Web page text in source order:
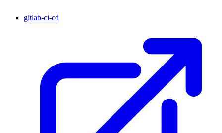
gitlab-ci-cd